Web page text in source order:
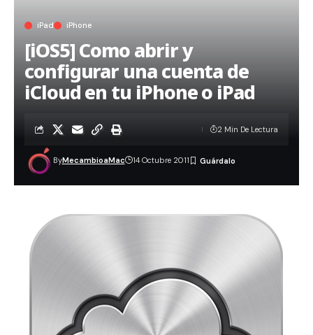
iPad iPhone
[iOS5] Como abrir y
configurar una cuenta de
iCloud en tu iPhone o iPad
ByMecambioaMac 14 Octubre 2011
2 Min De Lectura